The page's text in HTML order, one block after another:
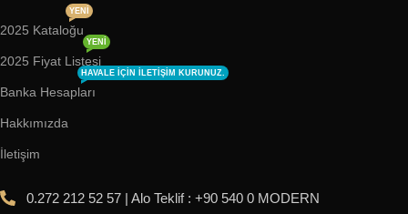
2025 Kataloğu
YENI
2025 Fiyat Listesi
YENI
Banka Hesapları
HAVALE IÇIN ILETIŞIM KURUNUZ.
Hakkımızda
İletişim
0.272 212 52 57 | Alo Teklif : +90 540 0 MODERN